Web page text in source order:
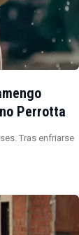
Perrotta
Tras enfriarse